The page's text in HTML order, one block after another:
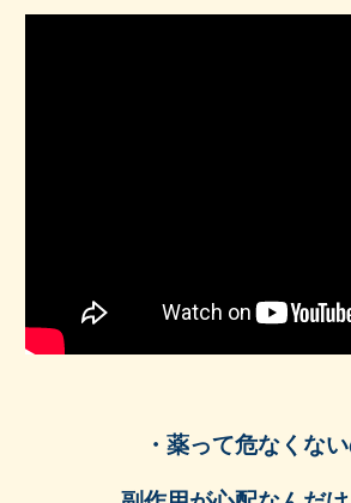
・薬って危なくな